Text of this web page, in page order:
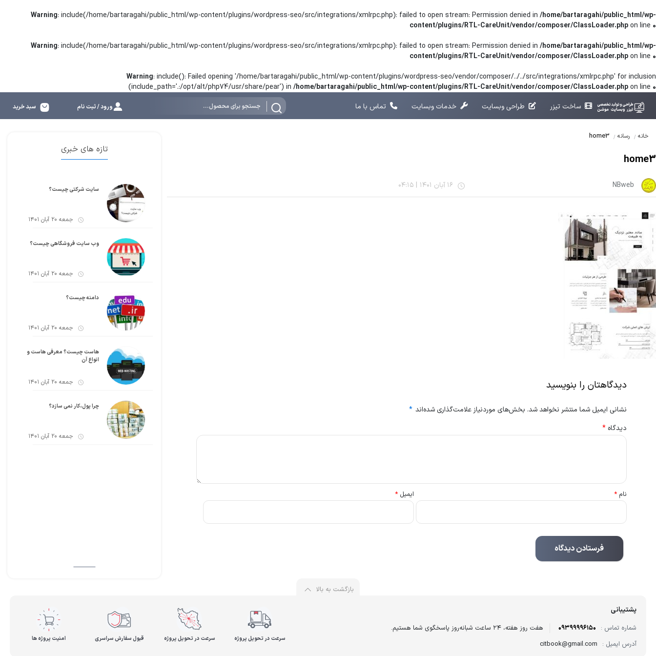
Warning: include(/home/bartaragahi/public_html/wp-content/plugins/wordpress-seo/src/integrations/xmlrpc.php): failed to open stream: Permission denied in /home/bartaragahi/public_html/wp-
content/plugins/RTL-CareUnit/vendor/composer/ClassLoader.phpon line 0
Warning: include(/home/bartaragahi/public_html/wp-content/plugins/wordpress-seo/src/integrations/xmlrpc.php): failed to open stream: Permission denied in /home/bartaragahi/public_html/wp-
content/plugins/RTL-CareUnit/vendor/composer/ClassLoader.phpon line 0
Warning: include(): Failed opening '/home/bartaragahi/public_html/wp-content/plugins/wordpress-seo/vendor/composer/../../src/integrations/xmlrpc.php' for inclusion
(include_path='.:/opt/alt/php74/usr/share/pear') in /home/bartaragahi/public_html/wp-content/plugins/RTL-CareUnit/vendor/composer/ClassLoader.phpon line 0
ساخت تیزر
طراحی وبسایت خدمات وبسایت تماس با ما ورود / ثبت نام سبد خرید
خانه رسانه
home3
NBweb 16 آبان 1401 |
04:15
دیدگاهتان را بنویسید
نشانی ایمیل شما منتشر نخواهد شد. بخش‌های موردنیاز علامت‌گذاری شده‌اند *
دیدگاه*
نام* ایمیل*
تازه های خبری
سایت شرکتی چیست؟
جمعه 20 آبان 1401
وب سایت فروشگاهی چیست؟
جمعه 20 آبان 1401
دامنه چیست؟
جمعه 20 آبان 1401
هاست چیست؟ معرفی هاست و
انواع آن
جمعه 20 آبان 1401
چرا پول،کار نمی سازد؟
جمعه 20 آبان 1401
بازگشت به بالا
پشتیبانی
شماره تماس : 09399996150
هفت روز هفته، ۲۴ ساعت شبانه‌روز پاسخگوی شما هستیم.
آدرس ایمیل : citbook@gmail.com
سرعت در تحویل پروژه سرعت در تحویل پروژه قبول سفارش سراسری امنیت پروژه ها